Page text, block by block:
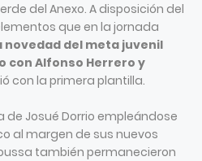
del Anexo. A disposición del
que en la jornada
novedad del meta juvenil
con Alfonso Herrero y
con la primera plantilla.
de Josué Dorrio empleándose
al margen de sus nuevos
también permanecieron